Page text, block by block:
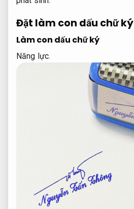
Đặt làm con dấu chữ ký
Làm con dấu chữ ký
Năng lực.